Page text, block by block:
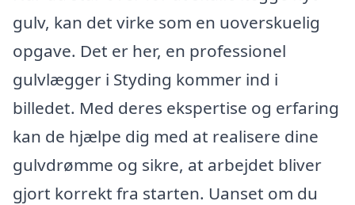
gulv, kan det virke som en uoverskuelig
opgave. Det er her, en professionel
gulvlægger i Styding kommer ind i
billedet. Med deres ekspertise og erfaring
kan de hjælpe dig med at realisere dine
gulvdrømme og sikre, at arbejdet bliver
gjort korrekt fra starten. Uanset om du